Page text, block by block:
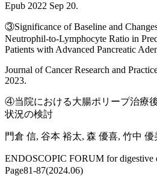
Epub 2022 Sep 20.
③Significance of Baseline and
Neutrophil-to-Lymphocyte Ratio in
Patients with Advanced Pancreatic
Journal of Cancer Research and
2023.
④当院における大腸ポリープ治療
状況の検討
門倉 信, 谷本 裕太, 森 優喜, 竹中
ENDOSCOPIC FORUM for digestive
Page81-87(2024.06)